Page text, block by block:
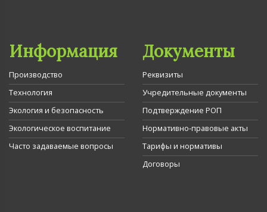
Информация
Производство
Технология
Экология и безопасность
Экологическое воспитание
Часто задаваемые вопросы
Документы
Реквизиты
Учредительные документы
Подтверждение РОП
Нормативно-правовые акты
Тарифы и нормативы
Договоры